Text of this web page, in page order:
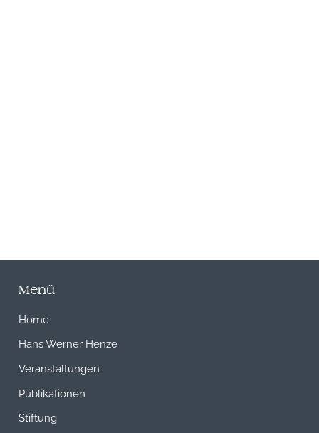
Menü
Home
Hans Werner Henze
Veranstaltungen
Publikationen
Stiftung